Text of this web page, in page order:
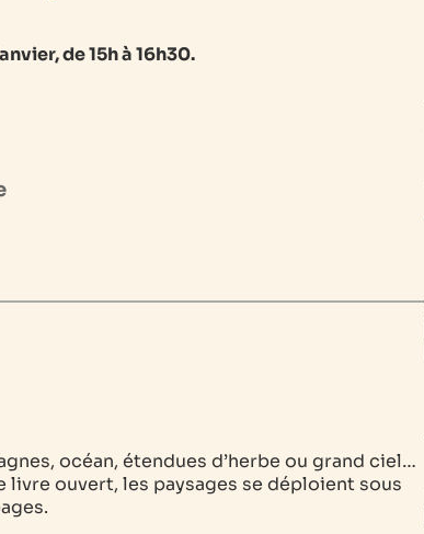
de 15h à 16h30.
océan, étendues d’herbe ou grand ciel…
livre ouvert, les paysages se déploient sous